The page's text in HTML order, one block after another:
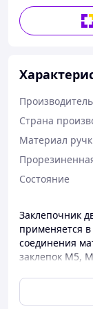
Производитель
Страна
Материал
Состояние
Заклепочник
применяется
соединения
заклепок М5,
Изготовлен